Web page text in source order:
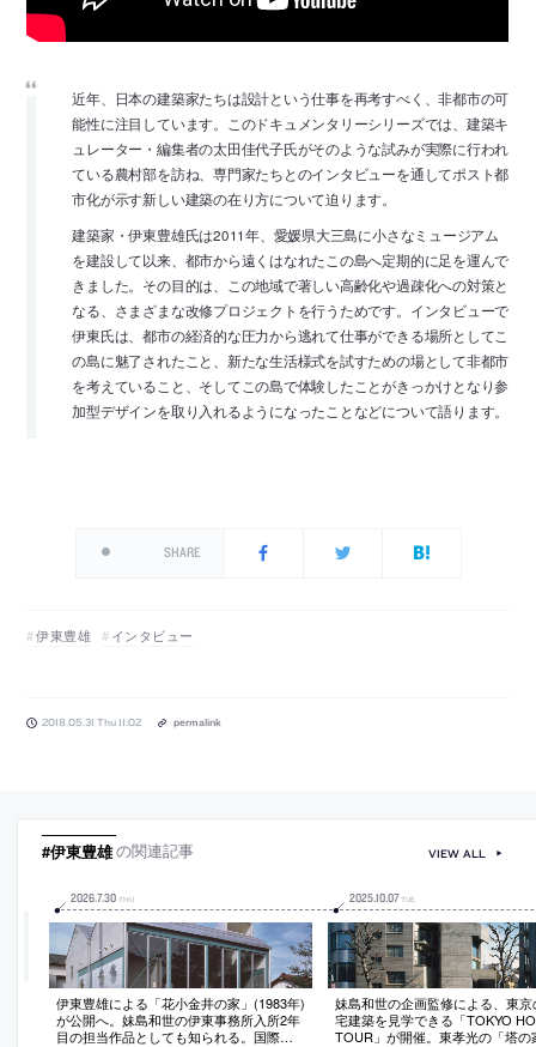
近年、日本の建築家たちは設計という仕事を再考すべく、非都市の可
能性に注目しています。このドキュメンタリーシリーズでは、建築キ
ュレーター・編集者の太田佳代子氏がそのような試みが実際に行われ
ている農村部を訪ね、専門家たちとのインタビューを通してポスト都
市化が示す新しい建築の在り方について迫ります。
建築家・伊東豊雄氏は2011年、愛媛県大三島に小さなミュージアム
を建設して以来、都市から遠くはなれたこの島へ定期的に足を運んで
きました。その目的は、この地域で著しい高齢化や過疎化への対策と
なる、さまざまな改修プロジェクトを行うためです。インタビューで
伊東氏は、都市の経済的な圧力から逃れて仕事ができる場所としてこ
の島に魅了されたこと、新たな生活様式を試すための場として非都市
を考えていること、そしてこの島で体験したことがきっかけとなり参
加型デザインを取り入れるようになったことなどについて語ります。
SHARE
伊東豊雄 インタビュー
2018.05.31 Thu 11:02 permalink
#伊東豊雄の関連記事
2026.7.30 THU
伊東豊雄による「花小金井の家」(1983年)
が公開へ。妹島和世の伊東事務所入所2年
目の担当作品としても知られる。国際文
2025.10.07 TUE
妹島和世の企画監修による、東京
宅建築を見学できる「TOKYO
TOUR」が開催。東孝光の「塔の
VIEW ALL